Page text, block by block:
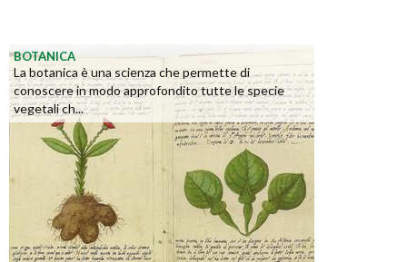
BOTANICA
La botanica è una scienza che permette di
conoscere in modo approfondito tutte le specie
vegetali ch...